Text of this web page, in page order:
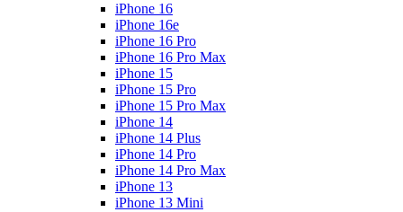
iPhone 16
iPhone 16e
iPhone 16 Pro
iPhone 16 Pro Max
iPhone 15
iPhone 15 Pro
iPhone 15 Pro Max
iPhone 14
iPhone 14 Plus
iPhone 14 Pro
iPhone 14 Pro Max
iPhone 13
iPhone 13 Mini